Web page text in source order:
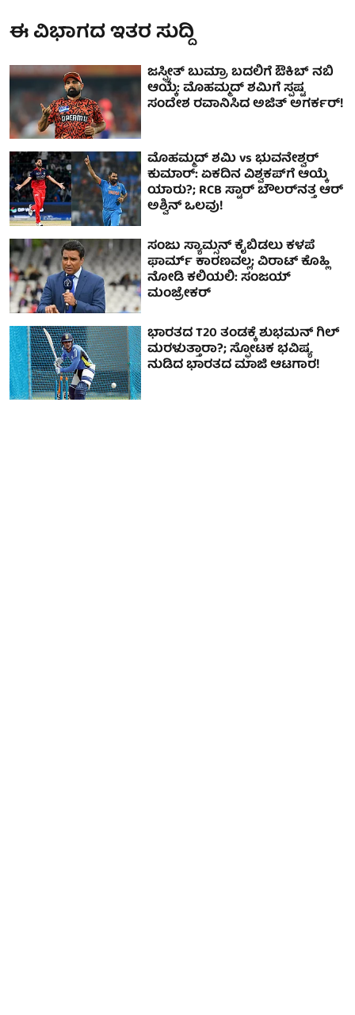
ಈ ವಿಭಾಗದ ಇತರ ಸುದ್ದಿ
ಜಸ್ಪ್ರೀತ್ ಬುಮ್ರಾ ಬದಲಿಗೆ ಔಕಿಬ್ ನಬಿ
ಆಯ್ಕೆ: ಮೊಹಮ್ಮದ್ ಶಮಿಗೆ ಸ್ಪಷ್ಟ
ಸಂದೇಶ ರವಾನಿಸಿದ ಅಜಿತ್ ಅಗರ್ಕರ್!
ಮೊಹಮ್ಮದ್ ಶಮಿ vs ಭುವನೇಶ್ವರ್
ಕುಮಾರ್: ಏಕದಿನ ವಿಶ್ವಕಪ್‌ಗೆ ಆಯ್ಕೆ
ಯಾರು?; RCB ಸ್ಟಾರ್ ಬೌಲರ್‌ನತ್ತ ಆರ್
ಅಶ್ವಿನ್ ಒಲವು!
ಸಂಜು ಸ್ಯಾಮ್ಸನ್ ಕೈಬಿಡಲು ಕಳಪೆ
ಫಾರ್ಮ್ ಕಾರಣವಲ್ಲ; ವಿರಾಟ್ ಕೊಹ್ಲಿ
ನೋಡಿ ಕಲಿಯಲಿ: ಸಂಜಯ್
ಮಂಜ್ರೇಕರ್
ಭಾರತದ T20 ತಂಡಕ್ಕೆ ಶುಭಮನ್ ಗಿಲ್
ಮರಳುತ್ತಾರಾ?; ಸ್ಫೋಟಕ ಭವಿಷ್ಯ
ನುಡಿದ ಭಾರತದ ಮಾಜಿ ಆಟಗಾರ!